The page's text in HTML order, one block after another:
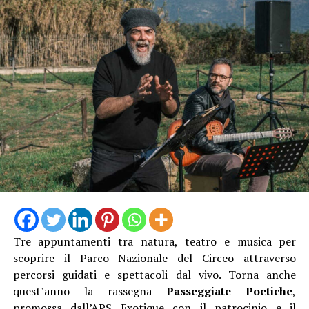
trampoli, il Cantagallo Menestrello, i Saltafossum, la
Donna Corvo, i Corti teatrali della tradizione medievale,
il Cacciatore di topi, l’Araldo del borgo e il Mendicante
pellegrino.
Camminando nel borgo si incroceranno proposte
artistiche per tutti i gusti. Presso l’Infermeria dei
Conversi andrà in scena lo spettacolo di teatro-danza
Tre appuntamenti tra natura, teatro e musica per
scoprire il Parco Nazionale del Circeo attraverso
percorsi guidati e spettacoli dal vivo. Torna anche
quest’anno la rassegnaPasseggiate Poetiche,